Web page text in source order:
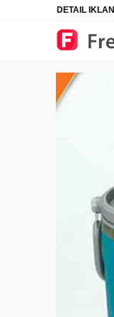
DETAIL IKLAN